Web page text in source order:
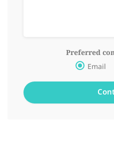
Preferred
Email